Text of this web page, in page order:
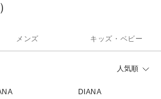
メンズ キッズ・ベビー
人気順
DIANA